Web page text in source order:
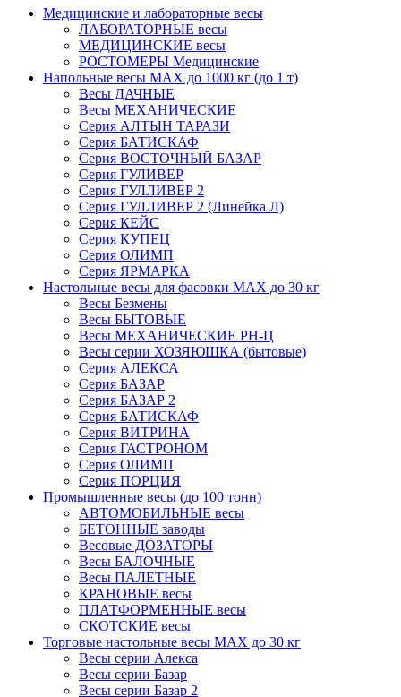
Медицинские и лабораторные весы
ЛАБОРАТОРНЫЕ весы
МЕДИЦИНСКИЕ весы
РОСТОМЕРЫ Медицинские
Напольные весы MAX до 1000 кг (до 1 т)
Весы ДАЧНЫЕ
Весы МЕХАНИЧЕСКИЕ
Серия АЛТЫН ТАРАЗИ
Серия БАТИСКАФ
Серия ВОСТОЧНЫЙ БАЗАР
Серия ГУЛИВЕР
Серия ГУЛЛИВЕР 2
Серия ГУЛЛИВЕР 2 (Линейка Л)
Серия КЕЙС
Серия КУПЕЦ
Серия ОЛИМП
Серия ЯРМАРКА
Настольные весы для фасовки MAX до 30 кг
Весы Безмены
Весы БЫТОВЫЕ
Весы МЕХАНИЧЕСКИЕ РН-Ц
Весы серии ХОЗЯЮШКА (бытовые)
Серия АЛЕКСА
Серия БАЗАР
Серия БАЗАР 2
Серия БАТИСКАФ
Серия ВИТРИНА
Серия ГАСТРОНОМ
Серия ОЛИМП
Серия ПОРЦИЯ
Промышленные весы (до 100 тонн)
АВТОМОБИЛЬНЫЕ весы
БЕТОННЫЕ заводы
Весовые ДОЗАТОРЫ
Весы БАЛОЧНЫЕ
Весы ПАЛЕТНЫЕ
КРАНОВЫЕ весы
ПЛАТФОРМЕННЫЕ весы
СКОТСКИЕ весы
Торговые настольные весы MAX до 30 кг
Весы серии Алекса
Весы серии Базар
Весы серии Базар 2